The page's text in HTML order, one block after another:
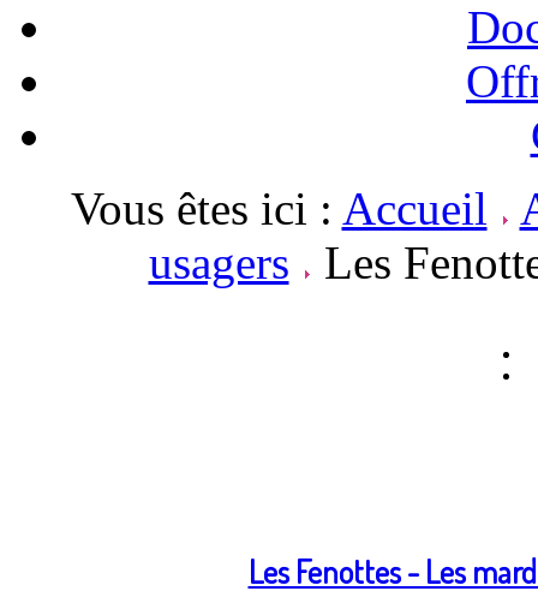
Vous êtes ici : Accueil
usagers
Les
Les Fenottes - Les